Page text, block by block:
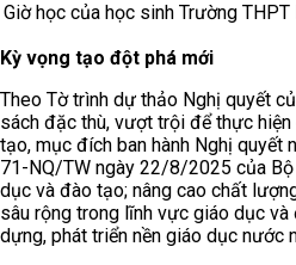
Giờ học của học sinh Trường
Kỳ vọng tạo đột phá mới
Theo Tờ trình dự thảo Nghị quyết
sách đặc thù, vượt trội để thực
tạo, mục đích ban hành Nghị quyết
71-NQ/TW ngày 22/8/2025 của
dục và đào tạo; nâng cao chất
sâu rộng trong lĩnh vực giáo dục
dựng, phát triển nền giáo dục nước